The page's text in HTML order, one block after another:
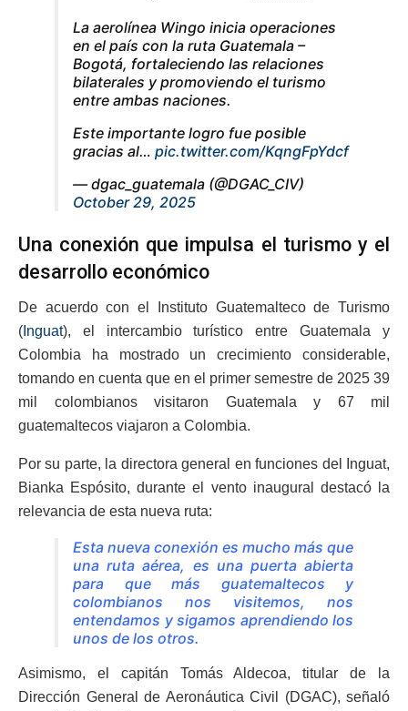
La aerolínea Wingo inicia operaciones
en el país con la ruta Guatemala –
Bogotá, fortaleciendo las relaciones
bilaterales y promoviendo el turismo
entre ambas naciones.
Este importante logro fue posible
gracias al… pic.twitter.com/KqngFpYdcf
— dgac_guatemala (@DGAC_CIV)
October 29, 2025
Una conexión que impulsa el turismo y el
desarrollo económico
De acuerdo con el Instituto Guatemalteco de Turismo
( Inguat), el intercambio turístico entre Guatemala y
Colombia ha mostrado un crecimiento considerable,
tomando en cuenta que en el primer semestre de 2025 39
mil colombianos visitaron Guatemala y 67 mil
guatemaltecos viajaron a Colombia.
Por su parte, la directora general en funciones del Inguat,
Bianka Espósito, durante el vento inaugural destacó la
relevancia de esta nueva ruta:
Esta nueva conexión es mucho más que
una ruta aérea, es una puerta abierta
para que más guatemaltecos y
colombianos nos visitemos, nos
entendamos y sigamos aprendiendo los
unos de los otros.
Asimismo, el capitán Tomás Aldecoa, titular de la
Dirección General de Aeronáutica Civil (DGAC), señaló